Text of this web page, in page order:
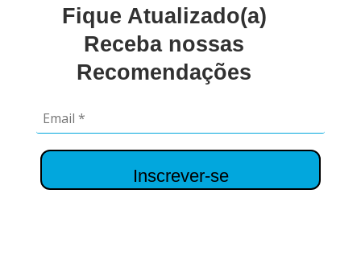
Fique Atualizado(a)
Receba nossas
Recomendações
Inscrever-se